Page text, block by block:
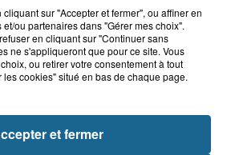
DELTA FM
sur "Accepter et fermer", ou affiner en
ou partenaires dans "Gérer mes choix".
en cliquant sur "Continuer sans
ne s'appliqueront que pour ce site. Vous
ou retirer votre consentement à tout
cookies" situé en bas de chaque page.
et fermer